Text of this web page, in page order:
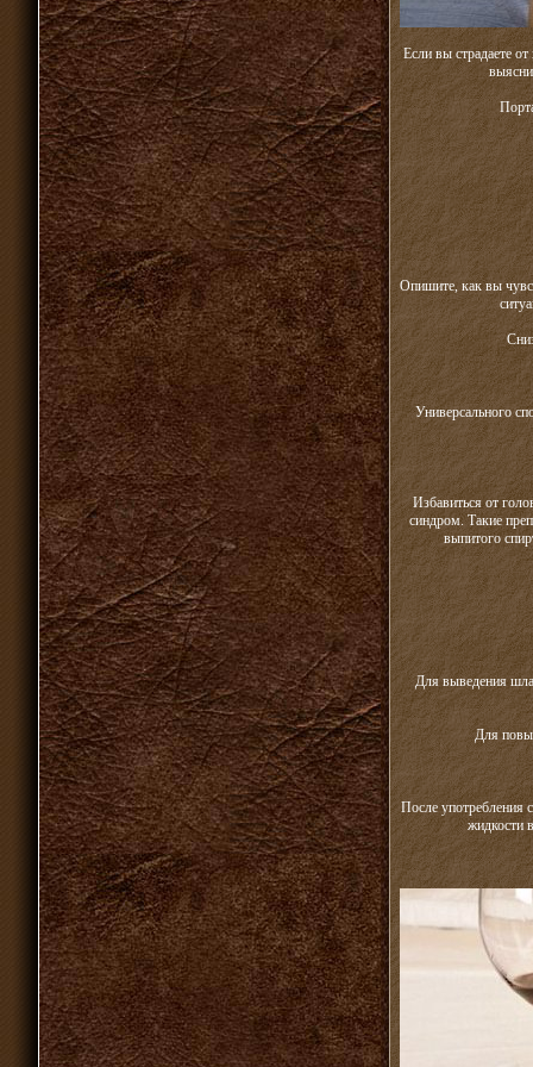
Если вы страдаете
Опишите, как вы
Универсального
Избавиться от
синдром. Такие
выпитого
Для выведения
Для
После употребления
жидкости